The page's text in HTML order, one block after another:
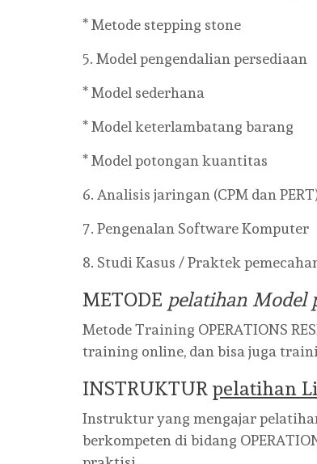
* Metode stepping stone
5. Model pengendalian persediaan
* Model sederhana
* Model keterlambatang barang
* Model potongan kuantitas
6. Analisis jaringan (CPM dan
7. Pengenalan Software Komputer
8. Studi Kasus / Praktek
METODE pelatihan Model
Metode Training OPERATIONS
training online, dan bisa juga
INSTRUKTUR pelatihan
Instruktur yang mengajar
berkompeten di bidang